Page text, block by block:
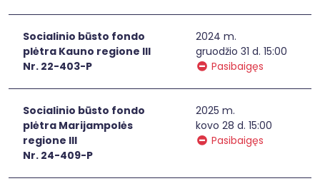
Socialinio būsto fondo
plėtra Kauno regione III
Nr. 22-403-P
2024 m.
gruodžio 31 d. 15:00
Pasibaigęs
Socialinio būsto fondo
plėtra Marijampolės
regione III
Nr. 24-409-P
2025 m.
kovo 28 d. 15:00
Pasibaigęs